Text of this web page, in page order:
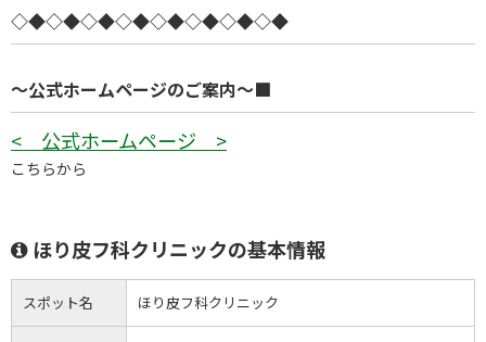
◇◆◇◆◇◆◇◆◇◆◇◆◇◆◇◆
～公式ホームページのご案内～■
< 公式ホームページ >
こちらから
ほり皮フ科クリニックの基本情報
スポット名 ほり皮フ科クリニック